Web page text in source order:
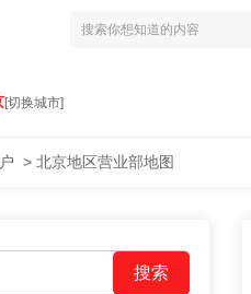
[切换城市]
> 北京地区营业部地图